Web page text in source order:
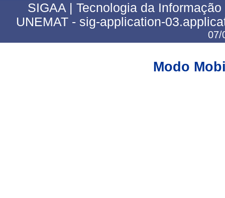
SIGAA | Tecnologia da
UNEMAT - sig-application-
07/
Modo